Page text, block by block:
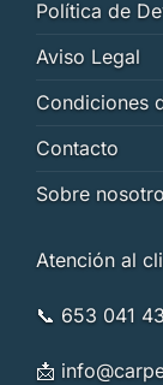
Política de
Aviso Legal
Condiciones
Contacto
Sobre
Atención al
📞 653 041
📩